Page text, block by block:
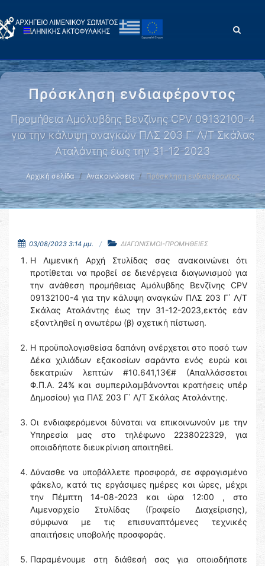
Πρόσκληση ενδιαφέροντος
Προμήθεια Αμόλυβδης Βενζίνης CPV 09132100-4
για την κάλυψη αναγκών ΠΛΣ 203 Γ΄ Λ/Τ Σκάλας
Αταλάντης έως την 31-12-2023
Αρχική σελίδα Ανακοινώσεις Πρόσκληση ενδιαφέροντος
03/08/2023 3:14 μμ. ΔΙΑΓΩΝΙΣΜΟΙ-ΠΡΟΜΗΘΕΙΕΣ
Η Λιμενική Αρχή Στυλίδας σας ανακοινώνει ότι
προτίθεται να προβεί σε διενέργεια διαγωνισμού για
την ανάθεση προμήθειας Αμόλυβδης Βενζίνης CPV
09132100-4 για την κάλυψη αναγκών ΠΛΣ 203 Γ΄ Λ/Τ
Σκάλας Αταλάντης έως την 31-12-2023,εκτός εάν
εξαντληθεί η ανωτέρω (β) σχετική πίστωση.
Η προϋπολογισθείσα δαπάνη ανέρχεται στο ποσό των
Δέκα χιλιάδων εξακοσίων σαράντα ενός ευρώ και
δεκατριών λεπτών #10.641,13€# (Απαλλάσσεται
Φ.Π.Α. 24% και συμπεριλαμβάνονται κρατήσεις υπέρ
Δημοσίου) για ΠΛΣ 203 Γ΄ Λ/Τ Σκάλας Αταλάντης.
Οι ενδιαφερόμενοι δύναται να επικοινωνούν με την
Υπηρεσία μας στο τηλέφωνο 2238022329, για
οποιαδήποτε διευκρίνιση απαιτηθεί.
Δύνασθε να υποβάλλετε προσφορά, σε σφραγισμένο
φάκελο, κατά τις εργάσιμες ημέρες και ώρες, μέχρι
την Πέμπτη 14-08-2023 και ώρα 12:00 , στο
Λιμεναρχείο Στυλίδας (Γραφείο Διαχείρισης),
σύμφωνα με τις επισυναπτόμενες τεχνικές
απαιτήσεις υποβολής προσφοράς.
Παραμένουμε στη διάθεσή σας για οποιαδήποτε